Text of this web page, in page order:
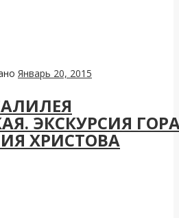
Январь 20, 2015
ЭКСКУРСИЯ
ХРИСТОВА